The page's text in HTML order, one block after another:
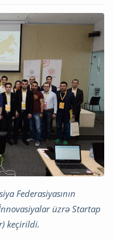
Federasiyasının
üzrə Startap
keçirildi.